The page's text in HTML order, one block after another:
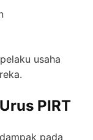
usaha
PIRT
pada